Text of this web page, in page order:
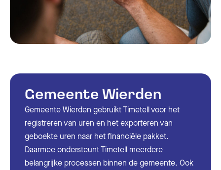
Gemeente Wierden
Gemeente Wierden gebruikt Timetell voor het
registreren van uren en het exporteren van
geboekte uren naar het financiële pakket.
Daarmee ondersteunt Timetell meerdere
belangrijke processen binnen de gemeente. Ook